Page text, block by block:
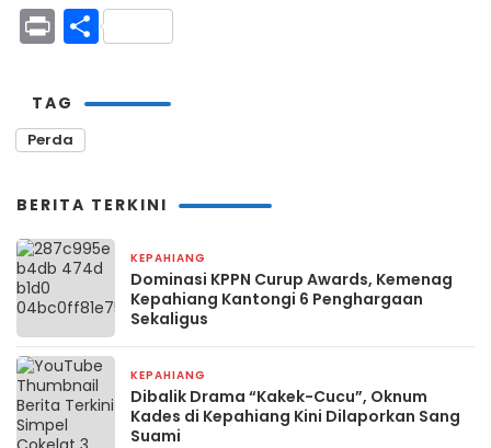
PrintShare
TAG
Perda
BERITA TERKINI
KEPAHIANG
Dominasi KPPN Curup Awards, Kemenag
Kepahiang Kantongi 6 Penghargaan
Sekaligus
KEPAHIANG
Dibalik Drama “Kakek-Cucu”, Oknum
Kades di Kepahiang Kini Dilaporkan Sang
Suami